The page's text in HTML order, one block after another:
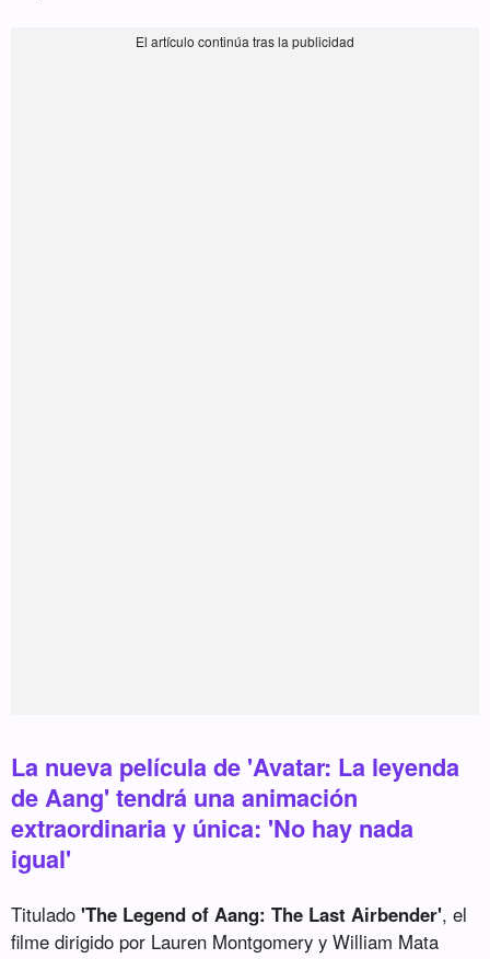
La nueva película de 'Avatar: La leyenda
de Aang' tendrá una animación
extraordinaria y única: 'No hay nada
igual'
Titulado'The Legend of Aang: The Last Airbender', el
filme dirigido por Lauren Montgomery y William Mata